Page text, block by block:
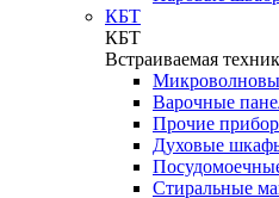
КБТ
КБТ
Встраиваемая
Варочные
Прочие
Духовые
Стиральные